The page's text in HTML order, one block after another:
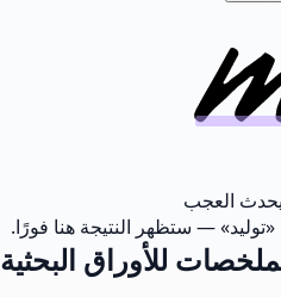
العجب
— ستظهر النتيجة هنا فورًا.
للأوراق البحثية